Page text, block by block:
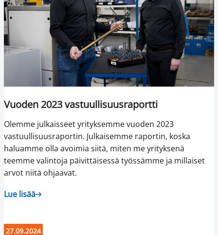
Vuoden 2023 vastuullisuusraportti
Olemme julkaisseet yrityksemme vuoden 2023
vastuullisuusraportin. Julkaisemme raportin, koska
haluamme olla avoimia siitä, miten me yrityksenä
teemme valintoja päivittäisessä työssämme ja millaiset
arvot niitä ohjaavat.
Lue lisää
27.09.2024